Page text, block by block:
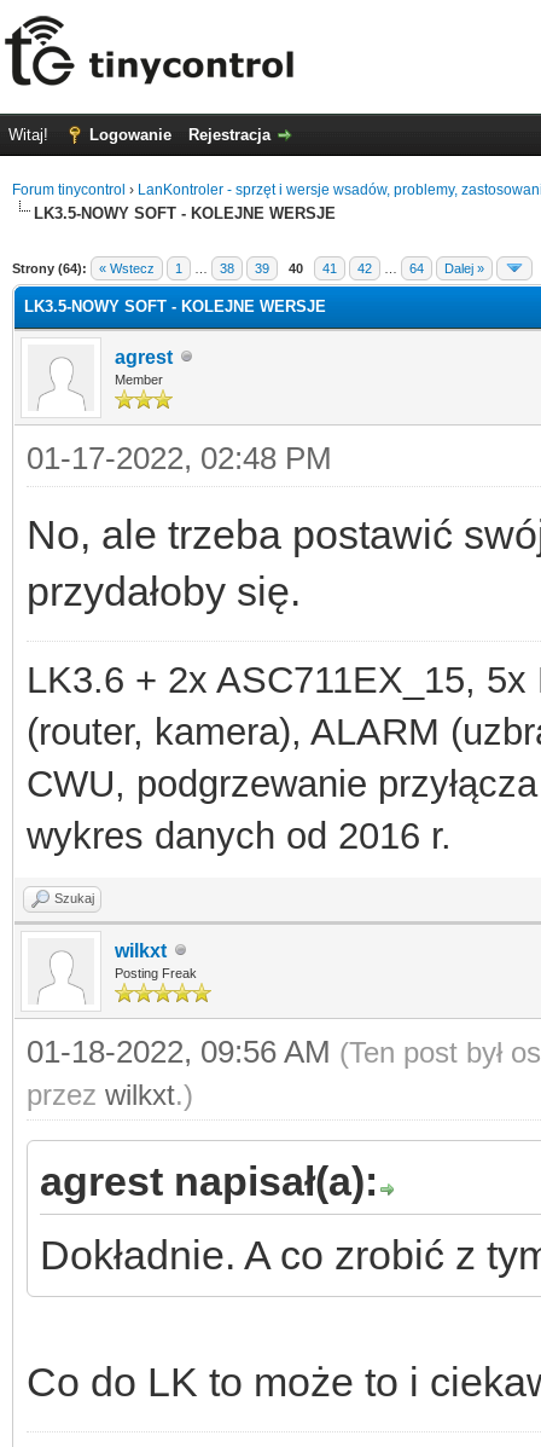
Witaj! Logowanie Rejestracja
Forum tinycontrol › LanKontroler - sprzęt i wersje wsadów, problemy,
LK3.5-NOWY SOFT - KOLEJNE WERSJE
Strony (64): « Wstecz 1 38 39 40 41 42 64 Dalej »
LK3.5-NOWY SOFT - KOLEJNE WERSJE
agrest
Member
01-17-2022, 02:48 PM
No, ale trzeba postawić
przydałoby się.
LK3.6 + 2x ASC711EX_15,
(router, kamera), ALARM
CWU, podgrzewanie
wykres danych od 2016 r.
Szukaj
wilkxt
Posting Freak
01-18-2022, 09:56 AM (Ten post był
przez wilkxt.)
agrest napisał(a):
Dokładnie. A co zrobić z
Co do LK to może to i